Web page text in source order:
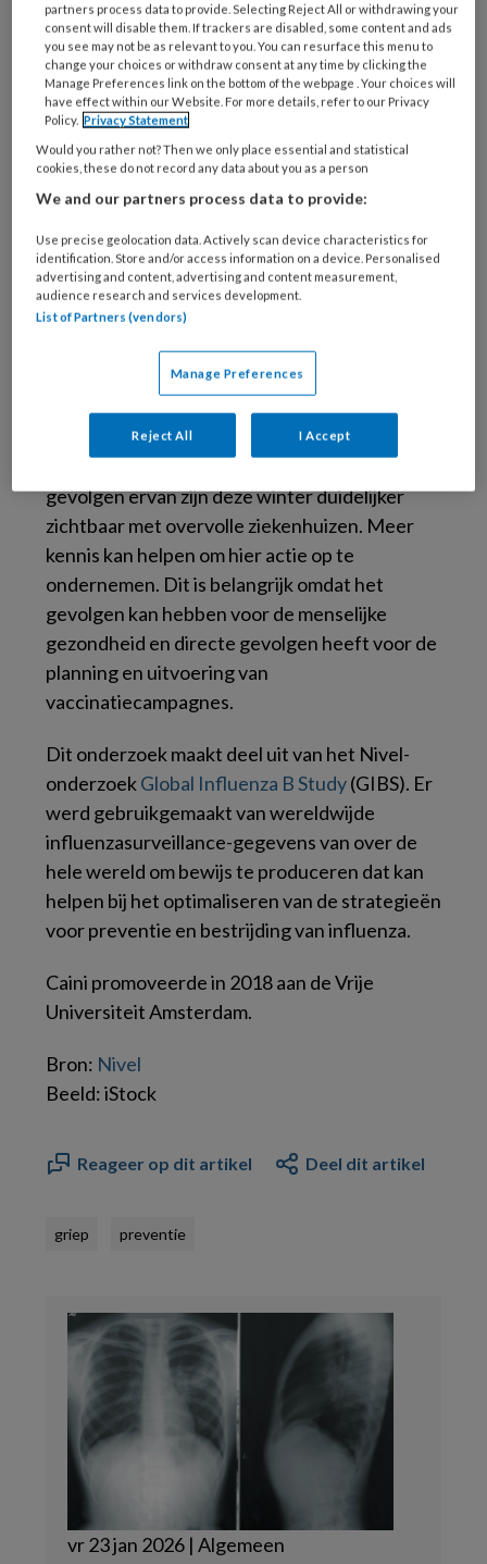
verbeteren.
Uit Caini’s onderzoek ‘Global epidemiology of
influenza A and B: implications for prevention
and control measures’ bleek dat
influenzavirussen onderling sterk verschillen
(bijvoorbeeld influenza A (H3N2) en B) en de
neiging hebben om verschillende mensen van
verschillende leeftijdsgroepen te beïnvloeden.
In eeneerdere paper, bleek dat de timing van
influenza-epidemieën in Europa de afgelopen
twintig jaar is veranderd.
Omdat we niet weten wanneer griep komt,
hoe lang het duurt en wie er geraakt worden,
gevolgen ervan zijn deze winter duidelijker
zichtbaar met overvolle ziekenhuizen. Meer
kennis kan helpen om hier actie op te
ondernemen. Dit is belangrijk omdat het
gevolgen kan hebben voor de menselijke
gezondheid en directe gevolgen heeft voor de
planning en uitvoering van
vaccinatiecampagnes.
Dit onderzoek maakt deel uit van het Nivel-
onderzoekGlobal Influenza B Study(GIBS). Er
werd gebruikgemaakt van wereldwijde
influenzasurveillance-gegevens van over de
hele wereld om bewijs te produceren dat kan
helpen bij het optimaliseren van de strategieën
voor preventie en bestrijding van influenza.
Caini promoveerde in 2018 aan de Vrije
Universiteit Amsterdam.
Bron: Nivel
Beeld: iStock
Reageer op dit artikel Deel dit artikel
griep preventie
vr 23 jan 2026 | Algemeen
partners process data to provide. Selecting Reject All or withdrawing your
consent will disable them. If trackers are disabled, some content and ads
you see may not be as relevant to you. You can resurface this menu to
change your choices or withdraw consent at any time by clicking the
Manage Preferences link on the bottom of the webpage . Your choices will
have effect within our Website. For more details, refer to our Privacy
Policy. Privacy Statement
Would you rather not? Then we only place essential and statistical
cookies, these do not record any data about you as a person
We and our partners process data to provide:
Use precise geolocation data. Actively scan device characteristics for
identification. Store and/or access information on a device. Personalised
advertising and content, advertising and content measurement,
audience research and services development.
List of Partners (vendors)
Manage Preferences
Reject All I Accept